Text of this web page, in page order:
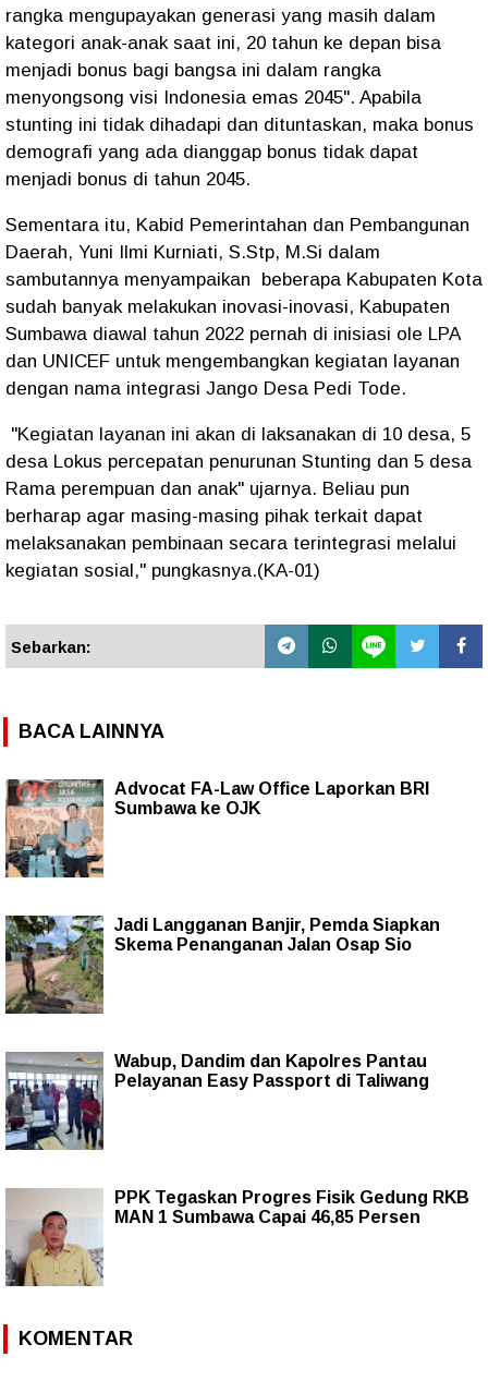
rangka mengupayakan generasi yang masih dalam
kategori anak-anak saat ini, 20 tahun ke depan bisa
menjadi bonus bagi bangsa ini dalam rangka
menyongsong visi Indonesia emas 2045". Apabila
stunting ini tidak dihadapi dan dituntaskan, maka bonus
demografi yang ada dianggap bonus tidak dapat
menjadi bonus di tahun 2045.
Sementara itu, Kabid Pemerintahan dan Pembangunan
Daerah, Yuni Ilmi Kurniati, S.Stp, M.Si dalam
sambutannya menyampaikan beberapa Kabupaten Kota
sudah banyak melakukan inovasi-inovasi, Kabupaten
Sumbawa diawal tahun 2022 pernah di inisiasi ole LPA
dan UNICEF untuk mengembangkan kegiatan layanan
dengan nama integrasi Jango Desa Pedi Tode.
"Kegiatan layanan ini akan di laksanakan di 10 desa, 5
desa Lokus percepatan penurunan Stunting dan 5 desa
Rama perempuan dan anak" ujarnya. Beliau pun
berharap agar masing-masing pihak terkait dapat
melaksanakan pembinaan secara terintegrasi melalui
kegiatan sosial," pungkasnya.(KA-01)
Sebarkan:
BACA LAINNYA
Advocat FA-Law Office Laporkan BRI
Sumbawa ke OJK
Jadi Langganan Banjir, Pemda Siapkan
Skema Penanganan Jalan Osap Sio
Wabup, Dandim dan Kapolres Pantau
Pelayanan Easy Passport di Taliwang
PPK Tegaskan Progres Fisik Gedung RKB
MAN 1 Sumbawa Capai 46,85 Persen
KOMENTAR